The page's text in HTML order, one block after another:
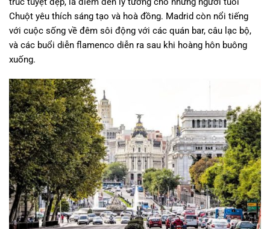
Chuột yêu thích sáng tạo và hoà đồng. Madrid còn nổi tiếng
với cuộc sống về đêm sôi động với các quán bar, câu lạc bộ,
và các buổi diễn flamenco diễn ra sau khi hoàng hôn buông
xuống.